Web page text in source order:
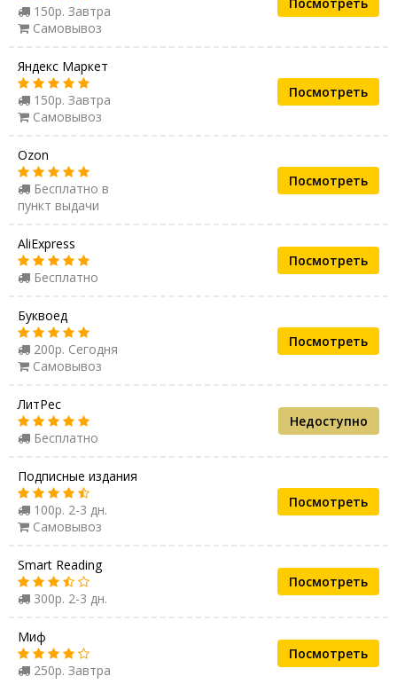
150р. Завтра
Самовывоз
Яндекс Маркет
150р. Завтра
Самовывоз
Посмотреть
Ozon
Бесплатно в
пункт выдачи
Посмотреть
AliExpress
Бесплатно
Посмотреть
Буквоед
200р. Сегодня
Самовывоз
Посмотреть
ЛитРес
Бесплатно
Недоступно
Подписные издания
100р. 2-3 дн.
Самовывоз
Посмотреть
Smart Reading
300р. 2-3 дн.
Посмотреть
Миф
250р. Завтра
Посмотреть